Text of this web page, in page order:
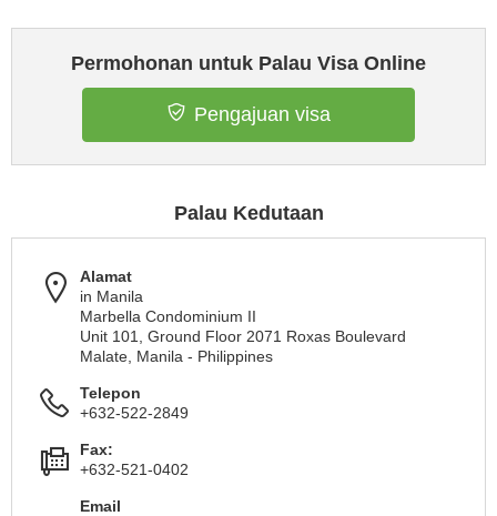
Permohonan untuk Palau Visa Online
Pengajuan visa
Palau Kedutaan
Alamat
in Manila
Marbella Condominium II
Unit 101, Ground Floor 2071 Roxas Boulevard
Malate, Manila - Philippines
Telepon
+632-522-2849
Fax:
+632-521-0402
Email